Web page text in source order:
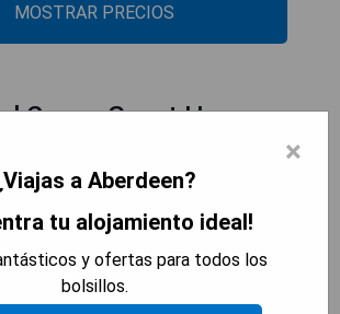
MOSTRAR PRECIOS
Crown Guest House
×
a Aberdeen?
tu alojamiento ideal!
y ofertas para todos los
bolsillos.